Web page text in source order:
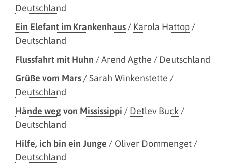
Deutschland
Ein Elefant im Krankenhaus/ Karola Hattop/
Deutschland
Flussfahrt mit Huhn /Arend Agthe / Deutschland
Grüße vom Mars/Sarah Winkenstette /
Deutschland
Hände weg von Mississippi / Detlev Buck /
Deutschland
Hilfe, ich bin ein Junge / Oliver Dommenget/
Deutschland